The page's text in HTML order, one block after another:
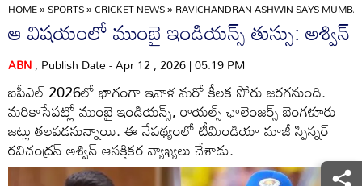
HOME»SPORTS»CRICKET NEWS»RAVICHANDRAN ASHWIN SAYS
ఆ విషయంలో ముంబై ఇండియన్స్ తుస్సు: అశ్విన్
ABN, Publish Date - Apr 12 , 2026 | 05:19 PM
ఐపీఎల్ 2026లో భాగంగా ఇవాళ మరో కీలక పోరు జరగనుంది.
మరికాసేపట్లో ముంబై ఇండియన్స్, రాయల్స్ ఛాలెంజర్స్ బెంగళూరు
జట్లు తలపడనున్నాయి. ఈ నేపథ్యంలో టీమిండియా మాజీ స్పిన్నర్
రవిచంద్రన్ అశ్విన్ ఆసక్తికర వ్యాఖ్యలు చేశాడు.